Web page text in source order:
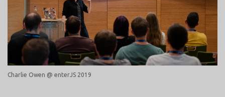
Charlie Owen @ enterJS 2019